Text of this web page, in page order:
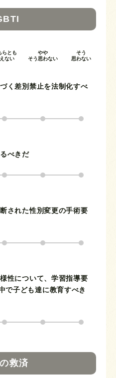
らとも
ない
やや
そう思わない
そう
思わない
く差別禁止を法制化すべ
べきだ
された性別変更の手術要
性について、学習指導要
で子ども達に教育すべき
救済